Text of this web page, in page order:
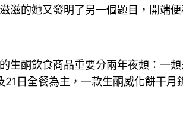
滋的她又發明了另一個題目，開端
生酮飲食商品重要分兩年夜類：一
21日全餐為主，一款生酮威化餅干月